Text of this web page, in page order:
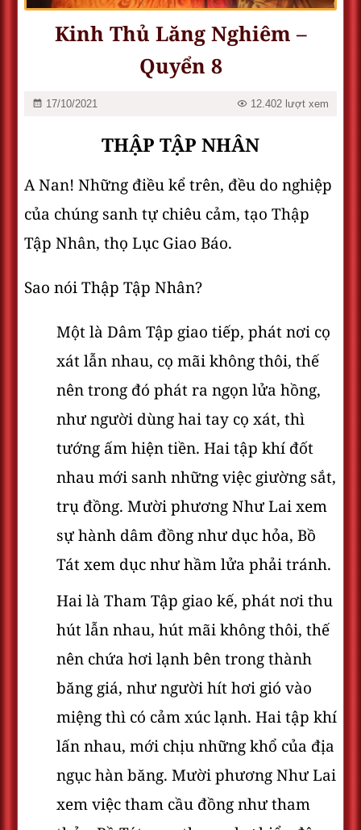
Kinh Thủ Lăng Nghiêm –
Quyển 8
17/10/2021 12.402 lượt xem
THẬP TẬP NHÂN
A Nan! Những điều kể trên, đều do nghiệp
của chúng sanh tự chiêu cảm, tạo Thập
Tập Nhân, thọ Lục Giao Báo.
Sao nói Thập Tập Nhân?
Một là Dâm Tập giao tiếp, phát nơi cọ
xát lẫn nhau, cọ mãi không thôi, thế
nên trong đó phát ra ngọn lửa hồng,
như người dùng hai tay cọ xát, thì
tướng ấm hiện tiền. Hai tập khí đốt
nhau mới sanh những việc giường sắt,
trụ đồng. Mười phương Như Lai xem
sự hành dâm đồng như dục hỏa, Bồ
Tát xem dục như hầm lửa phải tránh.
Hai là Tham Tập giao kế, phát nơi thu
hút lẫn nhau, hút mãi không thôi, thế
nên chứa hơi lạnh bên trong thành
băng giá, như người hít hơi gió vào
miệng thì có cảm xúc lạnh. Hai tập khí
lấn nhau, mới chịu những khổ của địa
ngục hàn băng. Mười phương Như Lai
xem việc tham cầu đồng như tham